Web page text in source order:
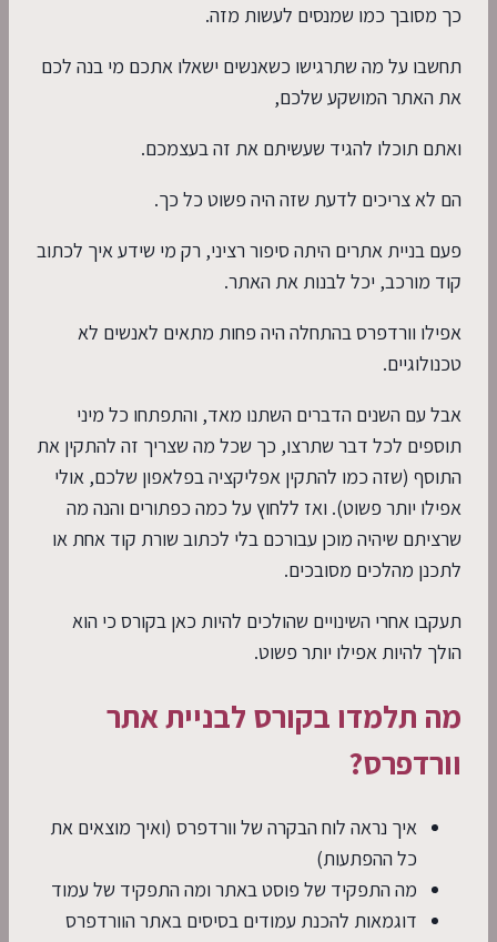
כך מסובך כמו שמנסים לעשות מזה.
תחשבו על מה שתרגישו כשאנשים ישאלו אתכם מי בנה לכם
את האתר המושקע שלכם,
ואתם תוכלו להגיד שעשיתם את זה בעצמכם.
הם לא צריכים לדעת שזה היה פשוט כל כך.
פעם בניית אתרים היתה סיפור רציני, רק מי שידע איך לכתוב
קוד מורכב, יכל לבנות את האתר.
אפילו וורדפרס בהתחלה היה פחות מתאים לאנשים לא
טכנולוגיים.
אבל עם השנים הדברים השתנו מאד, והתפתחו כל מיני
תוספים לכל דבר שתרצו, כך שכל מה שצריך זה להתקין את
התוסף (שזה כמו להתקין אפליקציה בפלאפון שלכם, אולי
אפילו יותר פשוט). ואז ללחוץ על כמה כפתורים והנה מה
שרציתם שיהיה מוכן עבורכם בלי לכתוב שורת קוד אחת או
לתכנן מהלכים מסובכים.
תעקבו אחרי השינויים שהולכים להיות כאן בקורס כי הוא
הולך להיות אפילו יותר פשוט.
מה תלמדו בקורס לבניית אתר
וורדפרס?
איך נראה לוח הבקרה של וורדפרס (ואיך מוצאים את
כל ההפתעות)
מה התפקיד של פוסט באתר ומה התפקיד של עמוד
דוגמאות להכנת עמודים בסיסים באתר הוורדפרס